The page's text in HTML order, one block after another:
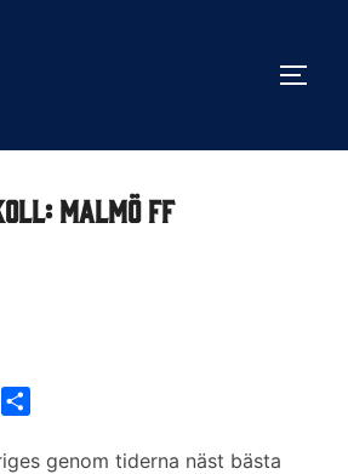
Malmö FF
l genom tiderna näst bästa